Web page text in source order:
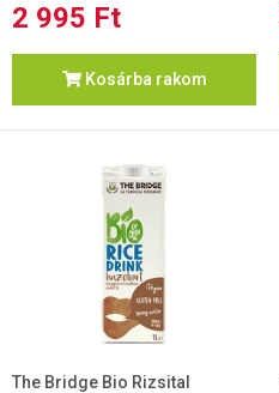
2 995 Ft
Kosárba rakom
The Bridge Bio Rizsital